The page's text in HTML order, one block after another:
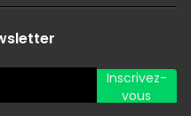
Inscrivez-
vous